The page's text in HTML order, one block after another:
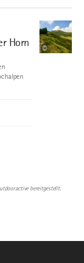
Horn
©
bereitgestellt.